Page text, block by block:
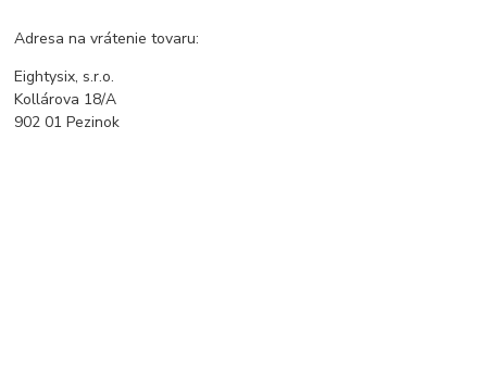
Adresa na vrátenie tovaru:
Eightysix, s.r.o.
Kollárova 18/A
902 01 Pezinok